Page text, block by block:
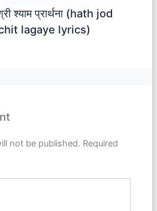
श्याम प्रार्थना (hath jod
lagaye lyrics)
not be published. Required